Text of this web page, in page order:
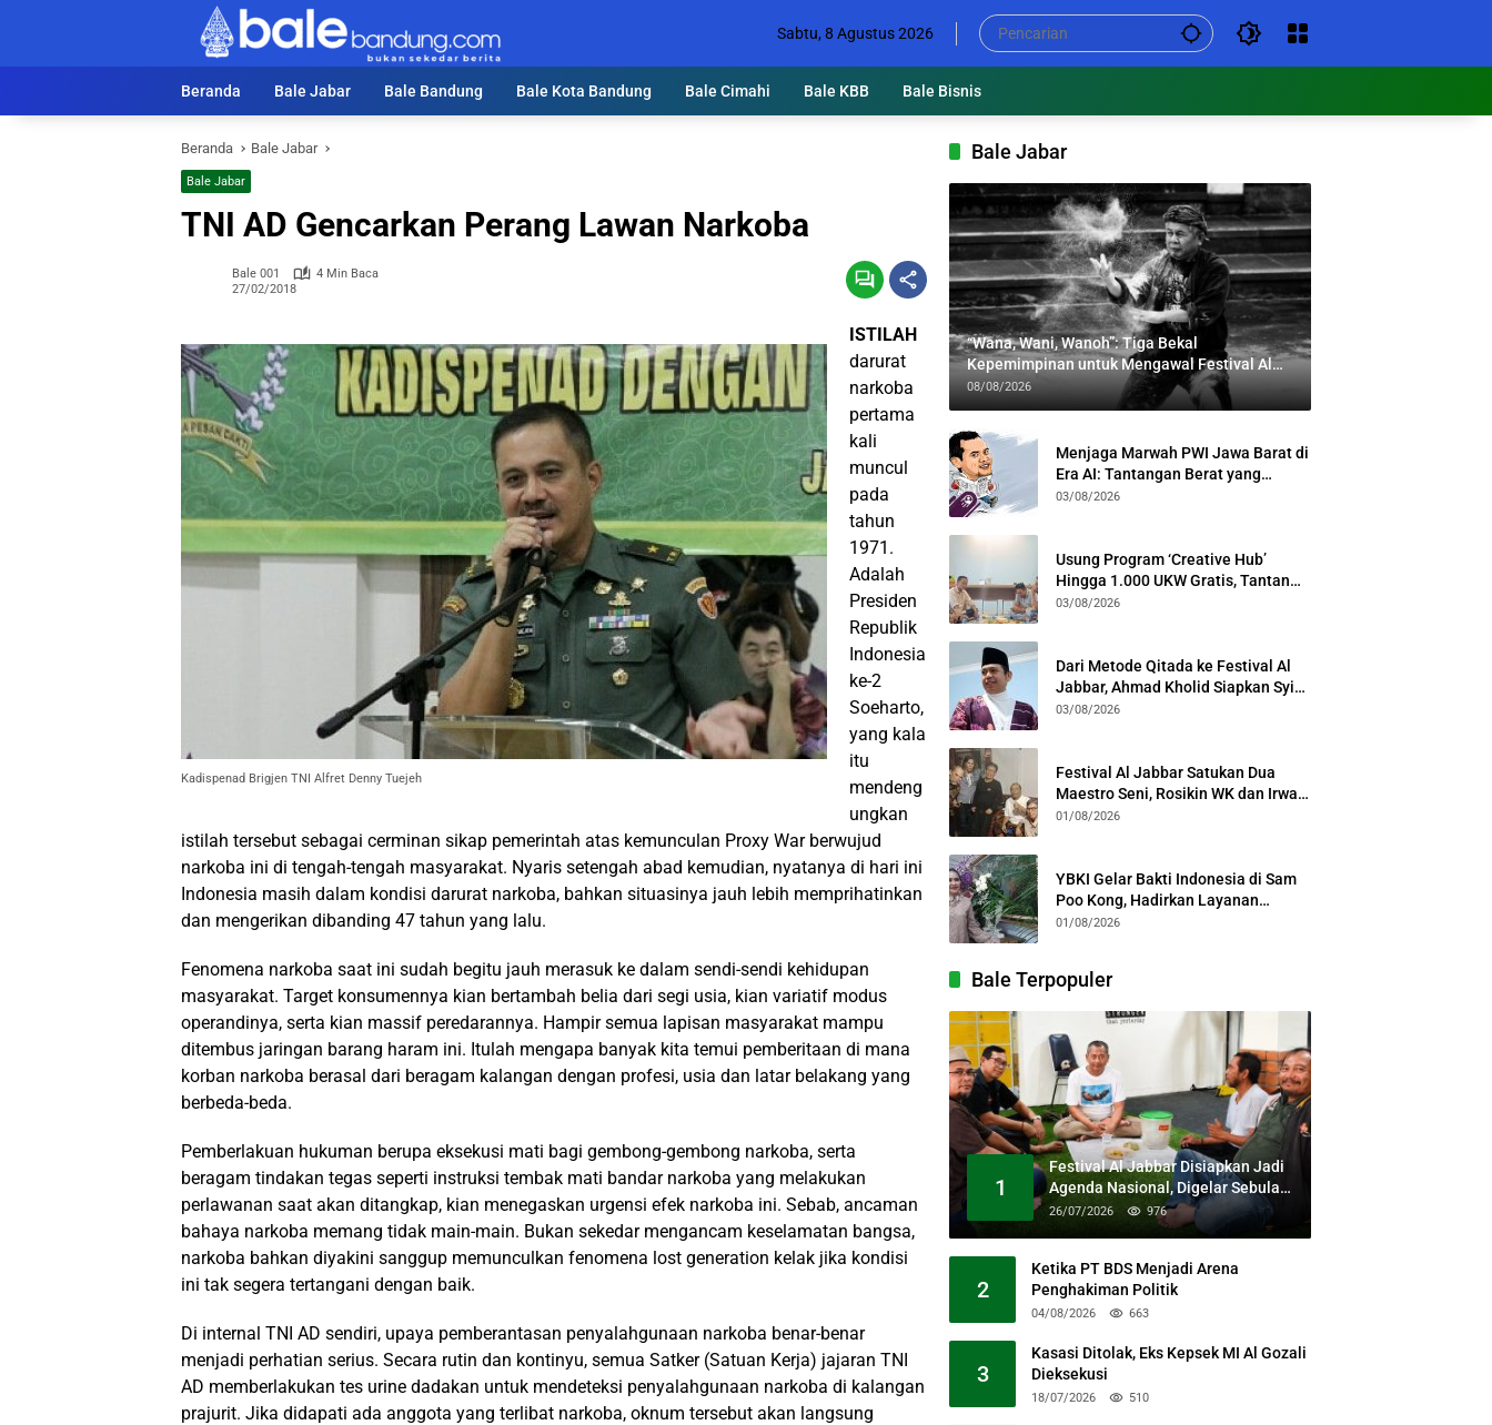
Sabtu, 8 Agustus 2026
Beranda Bale Jabar Bale Bandung Bale Kota Bandung Bale Cimahi Bale KBB Bale Bisnis
Beranda Bale Jabar
Bale Jabar
TNI AD Gencarkan Perang Lawan Narkoba
Bale 001
4 Min Baca
27/02/2018
Kadispenad Brigjen TNI Alfret Denny Tuejeh
ISTILAH
darurat
narkoba
pertama
kali
muncul
pada
tahun
1971.
Adalah
Presiden
Republik
Indonesia
ke-2
Soeharto,
yang kala
itu
mendeng
ungkan
istilah tersebut sebagai cerminan sikap pemerintah atas kemunculan Proxy War berwujud
narkoba ini di tengah-tengah masyarakat. Nyaris setengah abad kemudian, nyatanya di hari ini
Indonesia masih dalam kondisi darurat narkoba, bahkan situasinya jauh lebih memprihatinkan
dan mengerikan dibanding 47 tahun yang lalu.
Fenomena narkoba saat ini sudah begitu jauh merasuk ke dalam sendi-sendi kehidupan
masyarakat. Target konsumennya kian bertambah belia dari segi usia, kian variatif modus
operandinya, serta kian massif peredarannya. Hampir semua lapisan masyarakat mampu
ditembus jaringan barang haram ini. Itulah mengapa banyak kita temui pemberitaan di mana
korban narkoba berasal dari beragam kalangan dengan profesi, usia dan latar belakang yang
berbeda-beda.
Pemberlakuan hukuman berupa eksekusi mati bagi gembong-gembong narkoba, serta
beragam tindakan tegas seperti instruksi tembak mati bandar narkoba yang melakukan
perlawanan saat akan ditangkap, kian menegaskan urgensi efek narkoba ini. Sebab, ancaman
bahaya narkoba memang tidak main-main. Bukan sekedar mengancam keselamatan bangsa,
narkoba bahkan diyakini sanggup memunculkan fenomena lost generation kelak jika kondisi
ini tak segera tertangani dengan baik.
Di internal TNI AD sendiri, upaya pemberantasan penyalahgunaan narkoba benar-benar
menjadi perhatian serius. Secara rutin dan kontinyu, semua Satker (Satuan Kerja) jajaran TNI
AD memberlakukan tes urine dadakan untuk mendeteksi penyalahgunaan narkoba di kalangan
prajurit. Jika didapati ada anggota yang terlibat narkoba, oknum tersebut akan langsung
Bale Jabar
“Wana, Wani, Wanoh”: Tiga Bekal
Kepemimpinan untuk Mengawal Festival Al
Jabbar
08/08/2026
Menjaga Marwah PWI Jawa Barat di
Era AI: Tantangan Berat yang
Menuntut Solidaritas Lintas
03/08/2026
Usung Program ‘Creative Hub’
Hingga 1.000 UKW Gratis, Tantan
Sulthon Paparkan Visi PWI Jabar di
03/08/2026
Dari Metode Qitada ke Festival Al
Jabbar, Ahmad Kholid Siapkan Syiar
Al-Qur’an Lewat Nada
03/08/2026
Festival Al Jabbar Satukan Dua
Maestro Seni, Rosikin WK dan Irwan
Guntari Garap Pertunjukan Kolosal
01/08/2026
YBKI Gelar Bakti Indonesia di Sam
Poo Kong, Hadirkan Layanan
Kesehatan Gratis dan Dialog
01/08/2026
Bale Terpopuler
1
Festival Al Jabbar Disiapkan Jadi
Agenda Nasional, Digelar Sebulan
Penuh di Kawasan Masjid Raya Al
26/07/2026 976
2
Ketika PT BDS Menjadi Arena
Penghakiman Politik
04/08/2026 663
3
Kasasi Ditolak, Eks Kepsek MI Al Gozali
Dieksekusi
18/07/2026 510